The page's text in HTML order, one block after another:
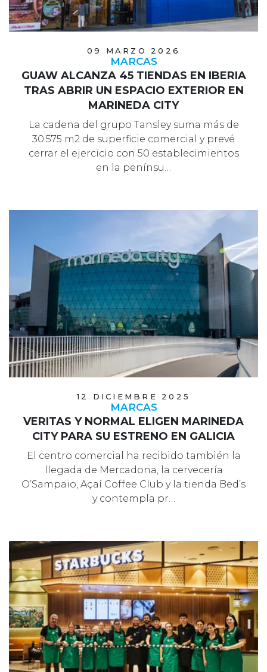
09 MARZO 2026
MARCAS
GUAW ALCANZA 45 TIENDAS EN IBERIA
TRAS ABRIR UN ESPACIO EXTERIOR EN
MARINEDA CITY
La cadena del grupo Tansley suma más de
30.575 m2 de superficie comercial y prevé
cerrar el ejercicio con 50 establecimientos
en la penínsu…
12 DICIEMBRE 2025
MARCAS
VERITAS Y NORMAL ELIGEN MARINEDA
CITY PARA SU ESTRENO EN GALICIA
El centro comercial ha recibido también la
llegada de Mercadona, la cervecería
O’Sampaio, Açaí Coffee Club y la tienda Bed’s
y contempla pr…